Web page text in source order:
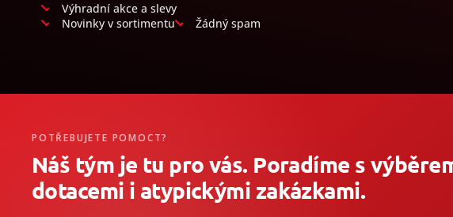
Výhradní akce a slevy
Novinky v sortimentu
Žádný spam
POTŘEBUJETE POMOCT?
Náš tým je tu pro vás. Poradíme s
dotacemi i atypickými zakázkami.